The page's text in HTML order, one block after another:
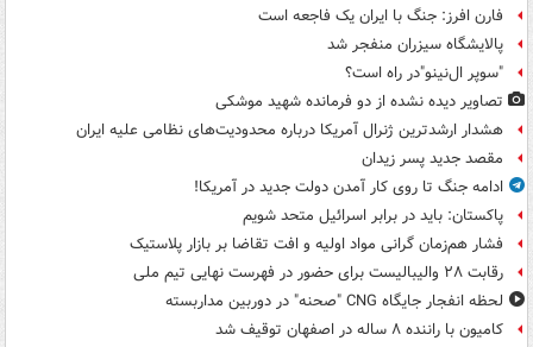
فارن افرز: جنگ با ایران یک فاجعه است
پالایشگاه سیزران منفجر شد
"سوپر ال‌نینو"در راه است؟
تصاویر دیده‌ نشده از دو فرمانده شهید موشکی
هشدار ارشدترین ژنرال آمریکا درباره محدودیت‌های نظامی علیه ایران
مقصد جدید پسر زیدان
ادامه جنگ تا روی کار آمدن دولت جدید در آمریکا!
پاکستان: باید در برابر اسرائیل متحد شویم
فشار هم‌زمان گرانی مواد اولیه و افت تقاضا بر بازار پلاستیک
رقابت ۲۸ والیبالیست برای حضور در فهرست نهایی تیم ملی
لحظه انفجار جایگاه CNG "صحنه" در دوربین مداربسته
کامیون با راننده ۸ ساله در اصفهان توقیف شد